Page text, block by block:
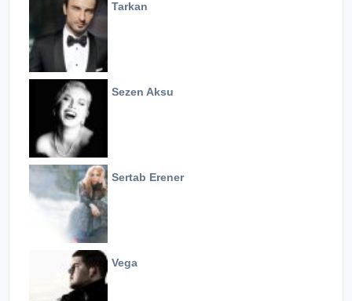
Tarkan
Sezen Aksu
Sertab Erener
Vega